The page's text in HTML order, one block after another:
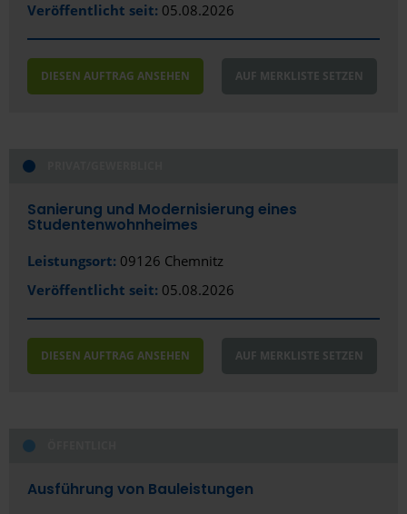
Baden-Baden
Bamberg
Bautzen
Bergisch Gladbach
Biberach an der Riß
Bocholt
Brackenheim
Veröffentlicht seit: 05.08.2026
DIESEN AUFTRAG ANSEHEN AUF MERKLISTE SETZEN
Sanierung und Modernisierung eines
Studentenwohnheimes
Leistungsort: 09126 Chemnitz
Veröffentlicht seit: 05.08.2026
DIESEN AUFTRAG ANSEHEN AUF MERKLISTE SETZEN
Ausführung von Bauleistungen